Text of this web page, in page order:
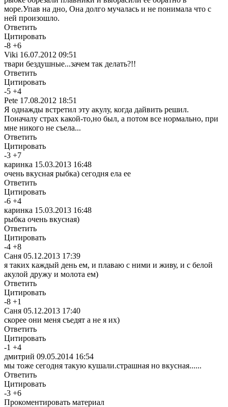
море.Упав на дно, Она долго мучалась и не понимала что с
ней произошло.
Ответить
Цитировать
-8 +6
Viki 16.07.2012 09:51
твари бездушные...зачем так делать?!!
Ответить
Цитировать
-5 +4
Pete 17.08.2012 18:51
Я однажды встретил эту акулу, когда дайвить решил.
Поначалу страх какой-то,но был, а потом все нормально, при
мне никого не съела...
Ответить
Цитировать
-3 +7
каринка 15.03.2013 16:48
очень вкусная рыбка) сегодня ела ее
Ответить
Цитировать
-6 +4
каринка 15.03.2013 16:48
рыбка очень вкусная)
Ответить
Цитировать
-4 +8
Саня 05.12.2013 17:39
я таких каждый день ем, и плаваю с ними и живу, и с белой
акулой дружу и молота ем)
Ответить
Цитировать
-8 +1
Саня 05.12.2013 17:40
скорее они меня съедят а не я их)
Ответить
Цитировать
-1 +4
дмитрий 09.05.2014 16:54
мы тоже сегодня такую кушали.страшная но вкусная......
Ответить
Цитировать
-3 +6
Прокоментировать материал